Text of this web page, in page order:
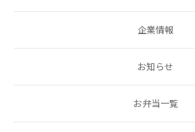
企業情報
お知らせ
お弁当一覧